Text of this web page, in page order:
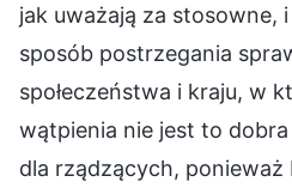
jak uważają za stosowne,
sposób postrzegania
społeczeństwa i kraju, w
wątpienia nie jest to
dla rządzących,